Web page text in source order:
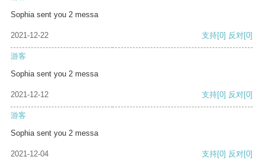
Sophia sent you 2 messa
2021-12-22 支持[0] 反对[0]
游客
Sophia sent you 2 messa
2021-12-12 支持[0] 反对[0]
游客
Sophia sent you 2 messa
2021-12-04 支持[0] 反对[0]